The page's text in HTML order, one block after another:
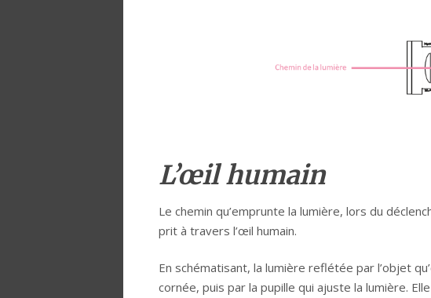
L’œil humain
Le chemin qu’emprunte la lumière, lors du
prit à travers l’œil humain.
En schématisant, la lumière reflétée par l’objet
cornée, puis par la pupille qui ajuste la lumière.